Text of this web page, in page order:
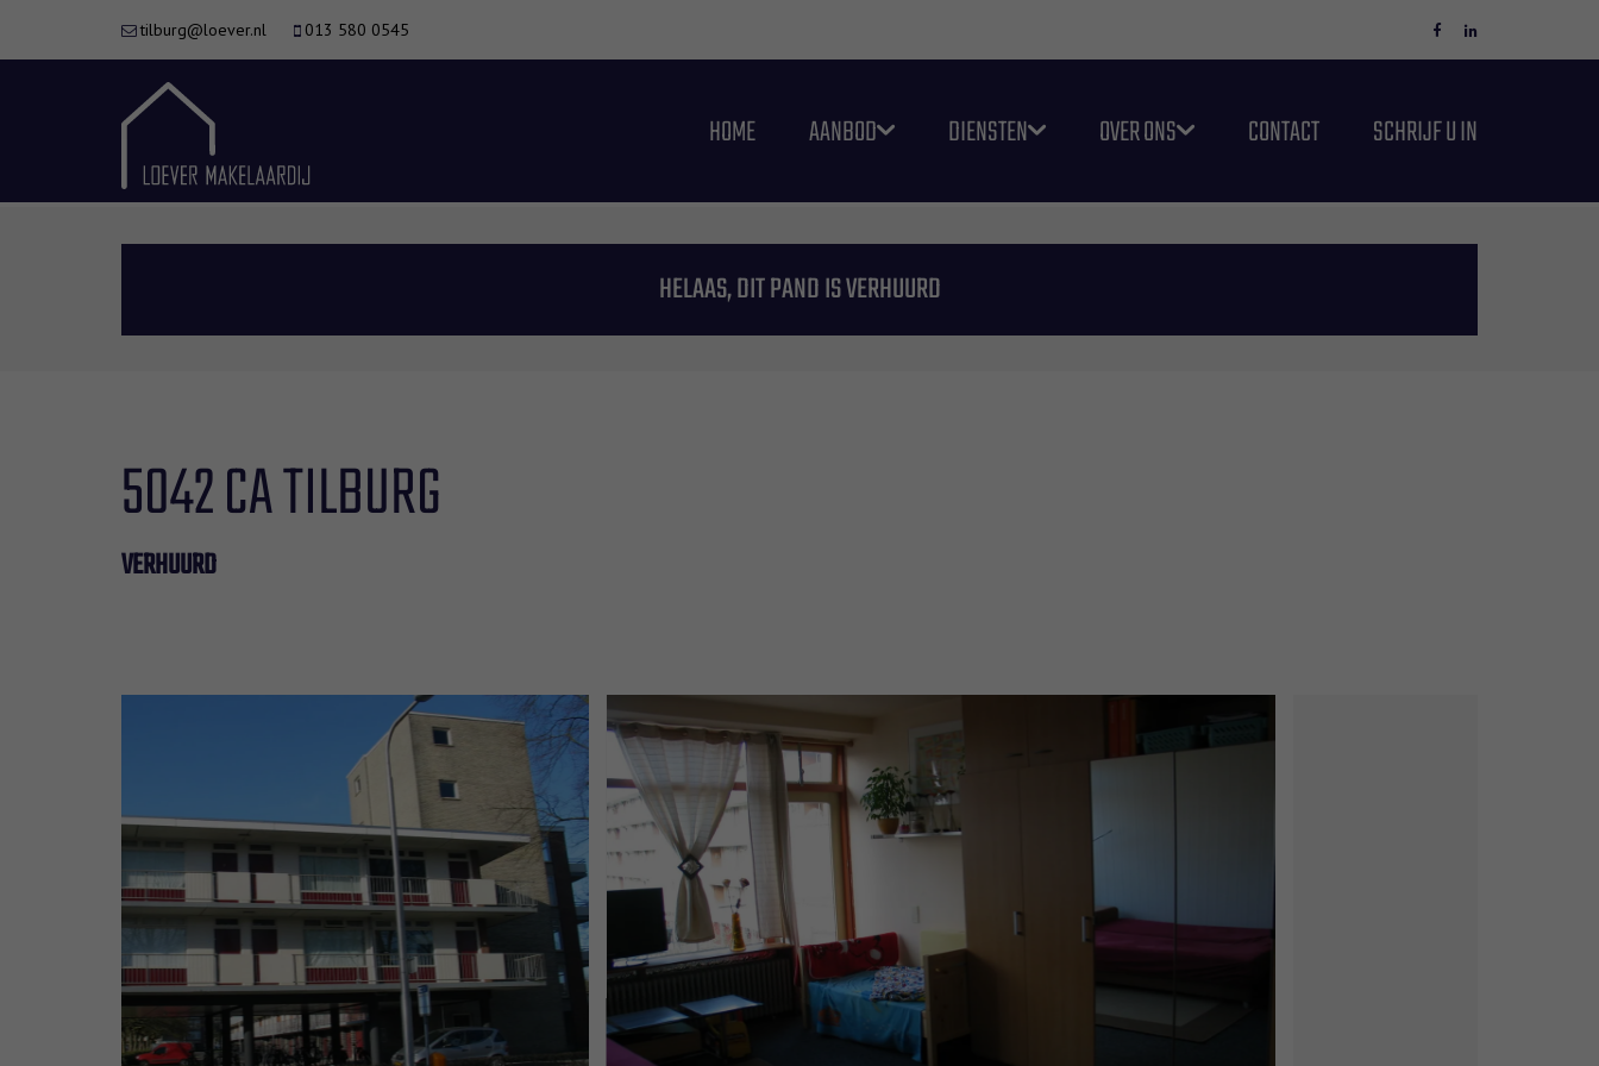
tilburg@loever.nl 013 580 0545
HOME AANBOD DIENSTEN OVER ONS CONTACT SCHRIJF U IN
HELAAS, DIT PAND IS VERHUURD
5042 CA TILBURG
VERHUURD